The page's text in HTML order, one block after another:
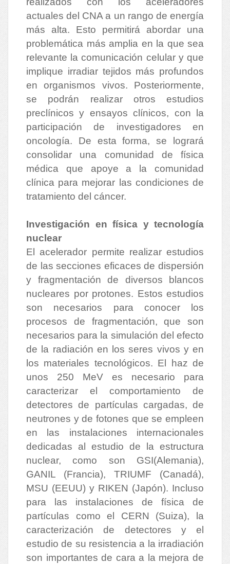
actuales del CNA a un rango de energía
más alta. Esto permitirá abordar una
problemática más amplia en la que sea
relevante la comunicación celular y que
implique irradiar tejidos más profundos
en organismos vivos. Posteriormente,
se podrán realizar otros estudios
preclínicos y ensayos clínicos, con la
participación de investigadores en
oncología. De esta forma, se logrará
consolidar una comunidad de física
médica que apoye a la comunidad
clínica para mejorar las condiciones de
tratamiento del cáncer.
Investigación en física y tecnología
nuclear
El acelerador permite realizar estudios
de las secciones eficaces de dispersión
y fragmentación de diversos blancos
nucleares por protones. Estos estudios
son necesarios para conocer los
procesos de fragmentación, que son
necesarios para la simulación del efecto
de la radiación en los seres vivos y en
los materiales tecnológicos. El haz de
unos 250 MeV es necesario para
caracterizar el comportamiento de
detectores de partículas cargadas, de
neutrones y de fotones que se empleen
en las instalaciones internacionales
dedicadas al estudio de la estructura
nuclear, como son GSI(Alemania),
GANIL (Francia), TRIUMF (Canadá),
MSU (EEUU) y RIKEN (Japón). Incluso
para las instalaciones de física de
partículas como el CERN (Suiza), la
caracterización de detectores y el
estudio de su resistencia a la irradiación
son importantes de cara a la mejora de